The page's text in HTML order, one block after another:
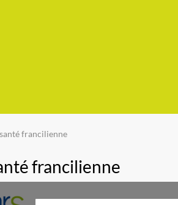
francilienne
francilienne